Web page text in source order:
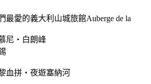
最愛的義大利山城旅館Auberge de la
尼‧白朗峰
血拼‧夜遊塞納河